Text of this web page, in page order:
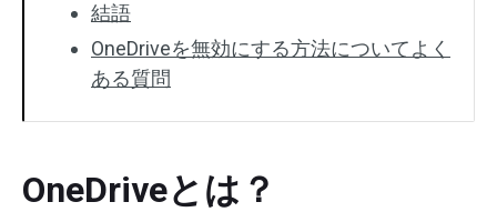
結語
OneDriveを無効にする方法についてよく
ある質問
OneDriveとは？